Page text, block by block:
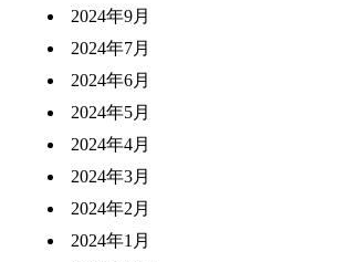
2024年9月
2024年7月
2024年6月
2024年5月
2024年4月
2024年3月
2024年2月
2024年1月